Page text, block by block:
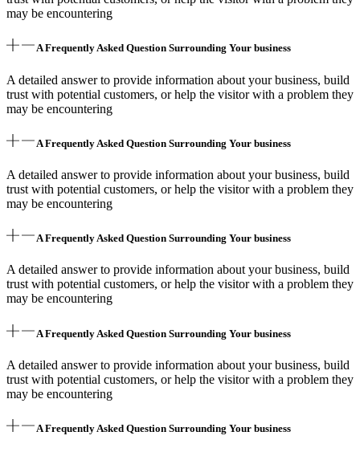
may be encountering
A Frequently Asked Question Surrounding Your business
A detailed answer to provide information about your business, build
trust with potential customers, or help the visitor with a problem they
may be encountering
A Frequently Asked Question Surrounding Your business
A detailed answer to provide information about your business, build
trust with potential customers, or help the visitor with a problem they
may be encountering
A Frequently Asked Question Surrounding Your business
A detailed answer to provide information about your business, build
trust with potential customers, or help the visitor with a problem they
may be encountering
A Frequently Asked Question Surrounding Your business
A detailed answer to provide information about your business, build
trust with potential customers, or help the visitor with a problem they
may be encountering
A Frequently Asked Question Surrounding Your business